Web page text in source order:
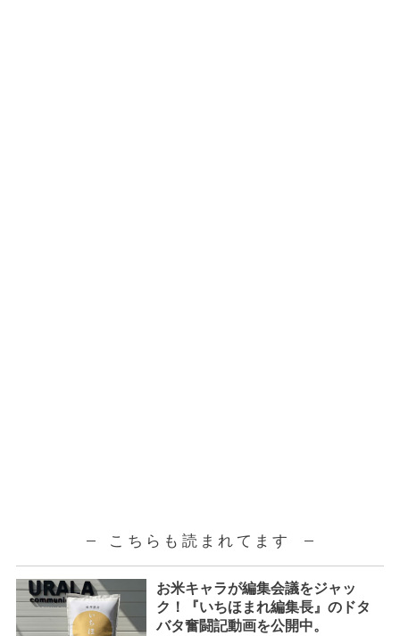
こちらも読まれてます
お米キャラが編集会議をジャッ
ク！『いちほまれ編集長』のドタ
バタ奮闘記動画を公開中。